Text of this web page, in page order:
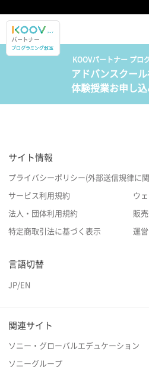
プログラミング教室とは
カリキュラム紹介
サポート
KOOVパートナー プロ
アドバンスクー
体験授業お申し
サイト情報
プライバシーポリシー(外部送信規律に
サービス利用規約 ウ
法人・団体利用規約 販
特定商取引法に基づく表示 運
言語切替
JP/EN
関連サイト
ソニー・グローバルエデュケーション
ソニーグループ